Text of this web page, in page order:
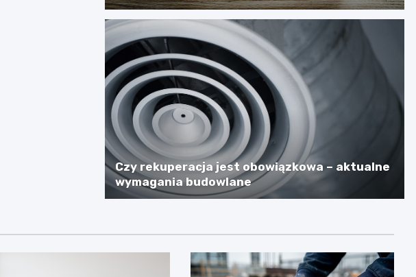
Czy rekuperacja jest obowiązkowa – aktualne
wymagania budowlane